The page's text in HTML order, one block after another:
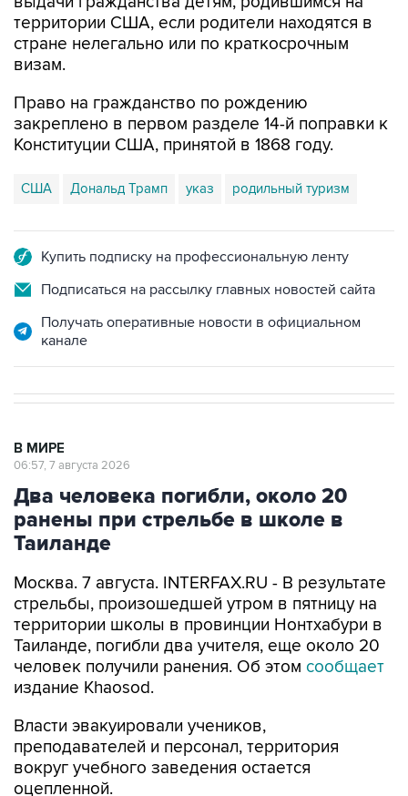
территории США, если родители находятся в
стране нелегально или по краткосрочным
визам.
Право на гражданство по рождению
закреплено в первом разделе 14-й поправки к
Конституции США, принятой в 1868 году.
США Дональд Трамп указ родильный туризм
Купить подписку на профессиональную ленту
Подписаться на рассылку главных новостей сайта
Получать оперативные новости в официальном
канале
В МИРЕ
06:57, 7 августа 2026
Два человека погибли, около 20
ранены при стрельбе в школе в
Таиланде
Москва. 7 августа. INTERFAX.RU - В результате
стрельбы, произошедшей утром в пятницу на
территории школы в провинции Нонтхабури в
Таиланде, погибли два учителя, еще около 20
человек получили ранения. Об этом сообщает
издание Khaosod.
Власти эвакуировали учеников,
преподавателей и персонал, территория
вокруг учебного заведения остается
оцепленной.